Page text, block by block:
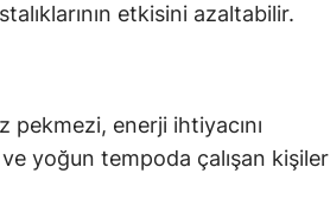
etkisini azaltabilir.
pekmezi, enerji ihtiyacını
yoğun tempoda çalışan kişiler